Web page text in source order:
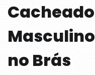
Cacheado
Masculino
no Brás